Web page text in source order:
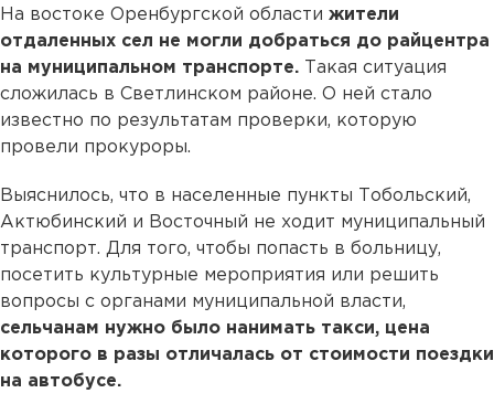
На востоке Оренбургской области жители
отдаленных сел не могли добраться до райцентра
на муниципальном транспорте.
Такая ситуация
сложилась в Светлинском районе. О ней стало
известно по результатам проверки, которую
провели прокуроры.
Выяснилось, что в населенные пункты Тобольский,
Актюбинский и Восточный не ходит муниципальный
транспорт. Для того, чтобы попасть в больницу,
посетить культурные мероприятия или решить
вопросы с органами муниципальной власти,
сельчанам нужно было нанимать такси, цена
которого в разы отличалась от стоимости поездки
на автобусе.